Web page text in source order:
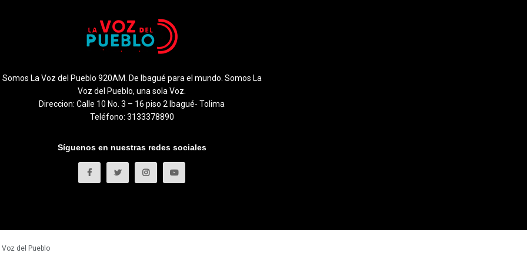
Somos La Voz del Pueblo 920AM. De Ibagué para el mundo. Somos La
Voz del Pueblo, una sola Voz.
Direccion: Calle 10 No. 3 – 16 piso 2 Ibagué- Tolima
Teléfono: 3133378890
Síguenos en nuestras redes sociales
Voz del Pueblo